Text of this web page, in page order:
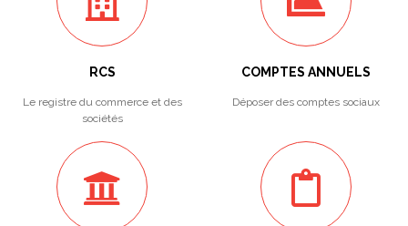
RCS
Le registre du commerce et des
sociétés
COMPTES ANNUELS
Déposer des comptes sociaux